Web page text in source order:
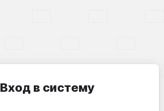
Вход в систему